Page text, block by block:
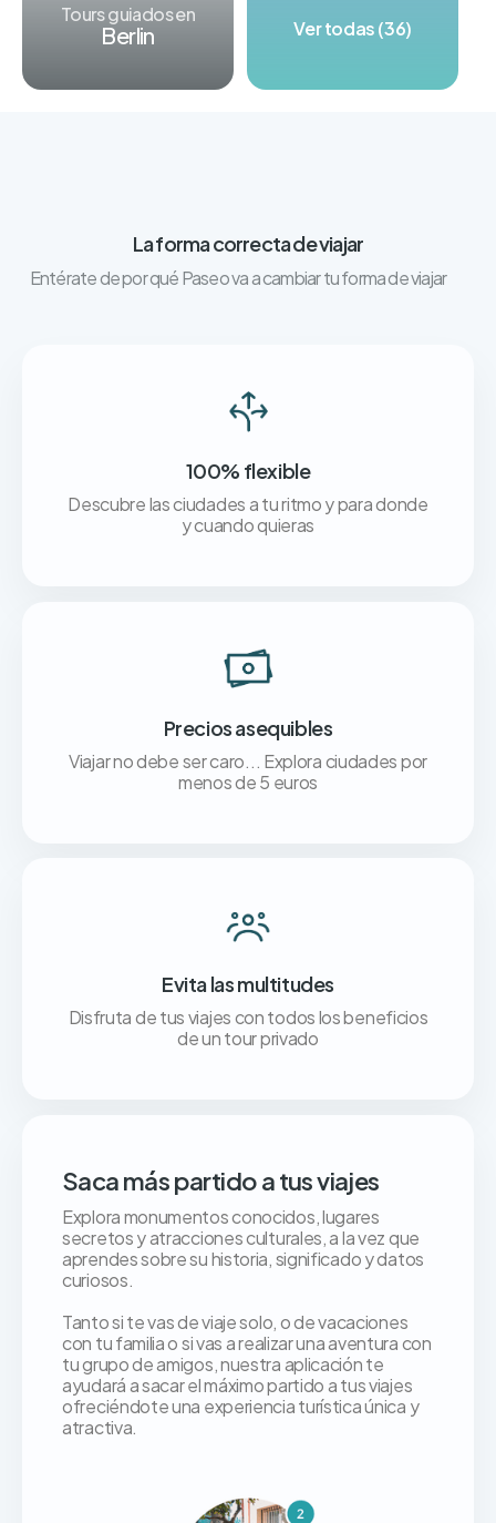
Tours guiados en
Berlin Ver todas (36)
La forma correcta de viajar
Entérate de por qué Paseo va a cambiar tu forma de viajar
100% flexible
Descubre las ciudades a tu ritmo y para donde
y cuando quieras
Precios asequibles
Viajar no debe ser caro... Explora ciudades por
menos de 5 euros
Evita las multitudes
Disfruta de tus viajes con todos los beneficios
de un tour privado
Saca más partido a tus viajes
Explora monumentos conocidos, lugares
secretos y atracciones culturales, a la vez que
aprendes sobre su historia, significado y datos
curiosos.
Tanto si te vas de viaje solo, o de vacaciones
con tu familia o si vas a realizar una aventura con
tu grupo de amigos, nuestra aplicación te
ayudará a sacar el máximo partido a tus viajes
ofreciéndote una experiencia turística única y
atractiva.